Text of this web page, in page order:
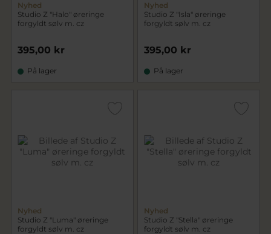
Nyhed
Studio Z "Halo" øreringe
forgyldt sølv m. cz
395,00 kr
På lager
Nyhed
Studio Z "Isla" øreringe
forgyldt sølv m. cz
395,00 kr
På lager
Nyhed
Studio Z "Luma" øreringe
forgyldt sølv m. cz
Nyhed
Studio Z "Stella" øreringe
forgyldt sølv m. cz